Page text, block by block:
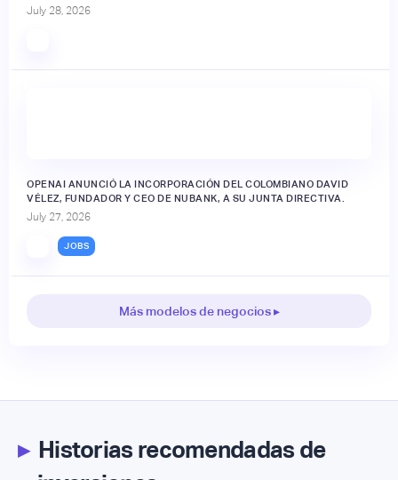
July 28, 2026
OPENAI ANUNCIÓ LA INCORPORACIÓN DEL COLOMBIANO DAVID
VÉLEZ, FUNDADOR Y CEO DE NUBANK, A SU JUNTA DIRECTIVA.
July 27, 2026
JOBS
Más modelos de negocios ▸
▸Historias recomendadas de